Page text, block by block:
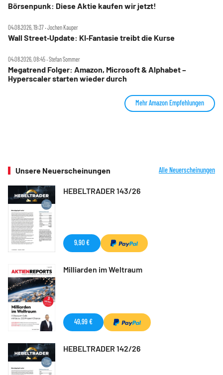
Börsenpunk: Diese Aktie kaufen wir jetzt!
04.08.2026, 19:37 ‧ Jochen Kauper
Wall Street‑Update: KI‑Fantasie treibt die Kurse
04.08.2026, 08:45 ‧ Stefan Sommer
Megatrend Folger: Amazon, Microsoft & Alphabet –
Hyperscaler starten wieder durch
Mehr Amazon Empfehlungen
Unsere Neuerscheinungen Alle Neuerscheinungen
HEBELTRADER 143/26
9,90 €
Milliarden im Weltraum
49,99 €
HEBELTRADER 142/26